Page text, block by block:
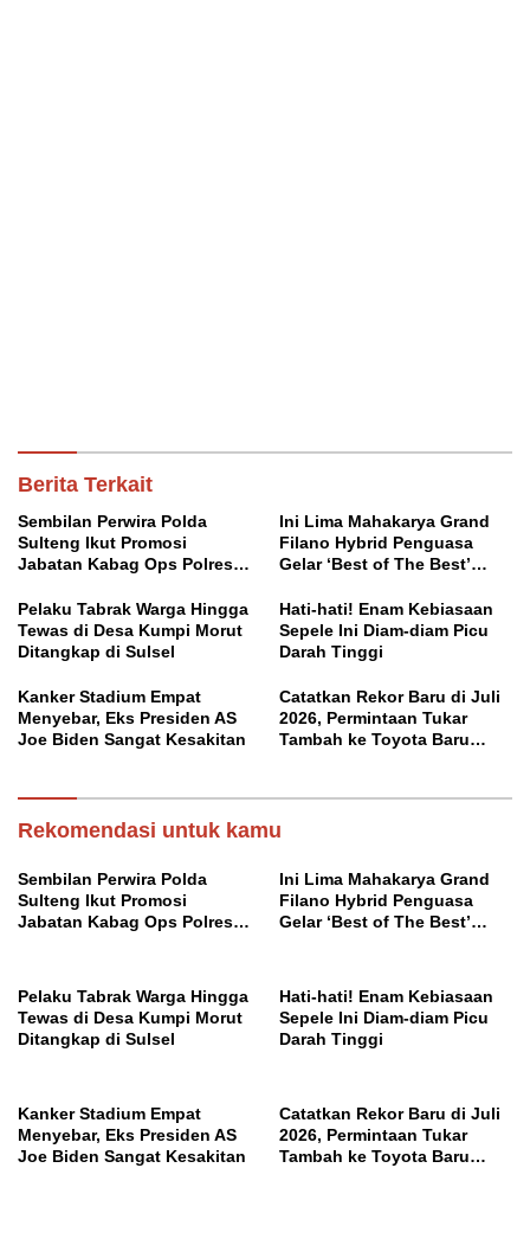
Berita Terkait
Sembilan Perwira Polda
Sulteng Ikut Promosi
Jabatan Kabag Ops Polres
Ini Lima Mahakarya Grand
Filano Hybrid Penguasa
Gelar ‘Best of The Best’
Pelaku Tabrak Warga Hingga
Tewas di Desa Kumpi Morut
Ditangkap di Sulsel
Hati-hati! Enam Kebiasaan
Sepele Ini Diam-diam Picu
Darah Tinggi
Kanker Stadium Empat
Menyebar, Eks Presiden AS
Joe Biden Sangat Kesakitan
Catatkan Rekor Baru di Juli
2026, Permintaan Tukar
Tambah ke Toyota Baru
Rekomendasi untuk kamu
Sembilan Perwira Polda
Sulteng Ikut Promosi
Jabatan Kabag Ops Polres
Ini Lima Mahakarya Grand
Filano Hybrid Penguasa
Gelar ‘Best of The Best’
Pelaku Tabrak Warga Hingga
Tewas di Desa Kumpi Morut
Ditangkap di Sulsel
Hati-hati! Enam Kebiasaan
Sepele Ini Diam-diam Picu
Darah Tinggi
Kanker Stadium Empat
Menyebar, Eks Presiden AS
Joe Biden Sangat Kesakitan
Catatkan Rekor Baru di Juli
2026, Permintaan Tukar
Tambah ke Toyota Baru